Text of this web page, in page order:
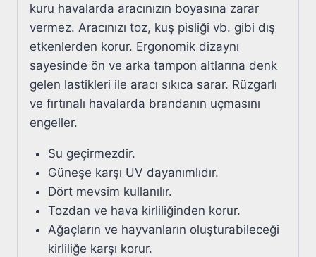
kuru havalarda aracınızın boyasına zarar
vermez. Aracınızı toz, kuş pisliği vb. gibi dış
etkenlerden korur. Ergonomik dizaynı
sayesinde ön ve arka tampon altlarına denk
gelen lastikleri ile aracı sıkıca sarar. Rüzgarlı
ve fırtınalı havalarda brandanın uçmasını
engeller.
Su geçirmezdir.
Güneşe karşı UV dayanımlıdır.
Dört mevsim kullanılır.
Tozdan ve hava kirliliğinden korur.
Ağaçların ve hayvanların oluşturabileceği
kirliliğe karşı korur.